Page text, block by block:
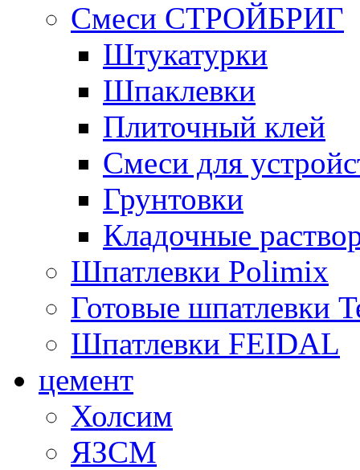
Смеси СТРОЙБРИГ
Штукатурки
Шпаклевки
Плиточный клей
Смеси для
Грунтовки
Кладочные
Шпатлевки Polimix
Готовые шпатлевки
Шпатлевки FEIDAL
цемент
Холсим
ЯЗCМ